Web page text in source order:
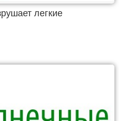
легкие